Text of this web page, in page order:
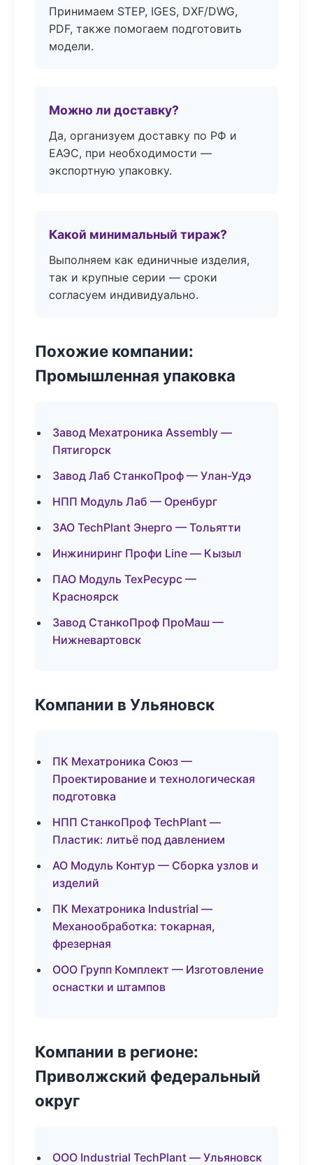
Принимаем STEP, IGES, DXF/DWG,
PDF, также помогаем подготовить
модели.
Можно ли доставку?
Да, организуем доставку по РФ и
ЕАЭС, при необходимости —
экспортную упаковку.
Какой минимальный тираж?
Выполняем как единичные изделия,
так и крупные серии — сроки
согласуем индивидуально.
Похожие компании:
Промышленная упаковка
Завод Мехатроника Assembly —
Пятигорск
Завод Лаб СтанкоПроф — Улан-Удэ
НПП Модуль Лаб — Оренбург
ЗАО TechPlant Энерго — Тольятти
Инжиниринг Профи Line — Кызыл
ПАО Модуль ТехРесурс —
Красноярск
Завод СтанкоПроф ПроМаш —
Нижневартовск
Компании в Ульяновск
ПК Мехатроника Союз —
Проектирование и технологическая
подготовка
НПП СтанкоПроф TechPlant —
Пластик: литьё под давлением
АО Модуль Контур — Сборка узлов и
изделий
ПК Мехатроника Industrial —
Механообработка: токарная,
фрезерная
ООО Групп Комплект — Изготовление
оснастки и штампов
Компании в регионе:
Приволжский федеральный
округ
ООО Industrial TechPlant — Ульяновск